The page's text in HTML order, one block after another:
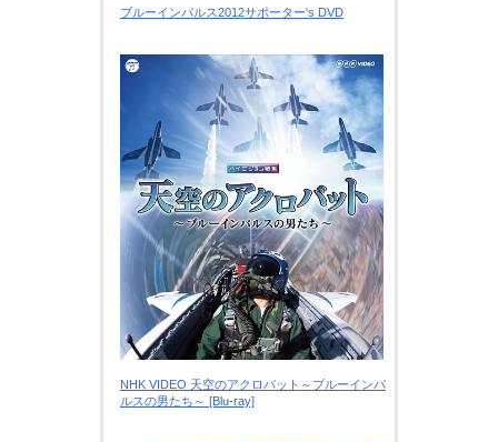
ブルーインパルス2012サポーター's DVD
NHK VIDEO 天空のアクロバット～ブルーインパ
ルスの男たち～ [Blu-ray]